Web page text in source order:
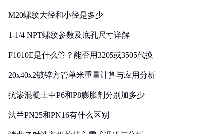
M20螺纹大径和小径是多少
1-1/4 NPT螺纹参数及底孔尺寸详解
F1010E是什么管？能否用3205或3505代换
20x40x2镀锌方管单米重量计算与应用分析
抗渗混凝土中P6和P8膨胀剂分别加多少
法兰PN25和PN16有什么区别